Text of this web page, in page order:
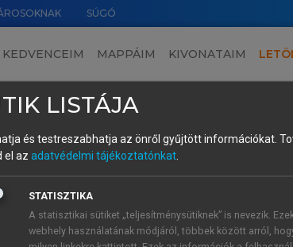
SÚGÓ
KEDVENCEIM MAPPÁIM KIVONATAIM
3.5. Okos mobilitás, okos közlekedési megoldások ›
és zöld közlekedési
koncepció gyakorlati megvalósítására. A
a közösségi közlekedést, az autó- és
A Whim alkalmazás lehetővé teszi,
LISTÁJA
és testreszabhatja az önről gyűjtött információkat.
el az adatvédelmi tájékoztatónkat.
STATISZTIKA
A statisztikai sütiket „teljesítménysütiknek” is nevezik.
webhely használatának módjáról, többek között arról,